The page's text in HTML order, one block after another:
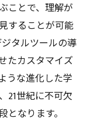
ことで、理解が
することが可能
タルツールの導
たカスタマイズ
うな進化した学
21世紀に不可欠
なります。